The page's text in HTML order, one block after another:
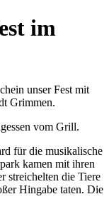
im
unser Fest mit
Grimmen.
vom Grill.
für die musikalische
kamen mit ihren
streichelten die Tiere
Hingabe taten. Die